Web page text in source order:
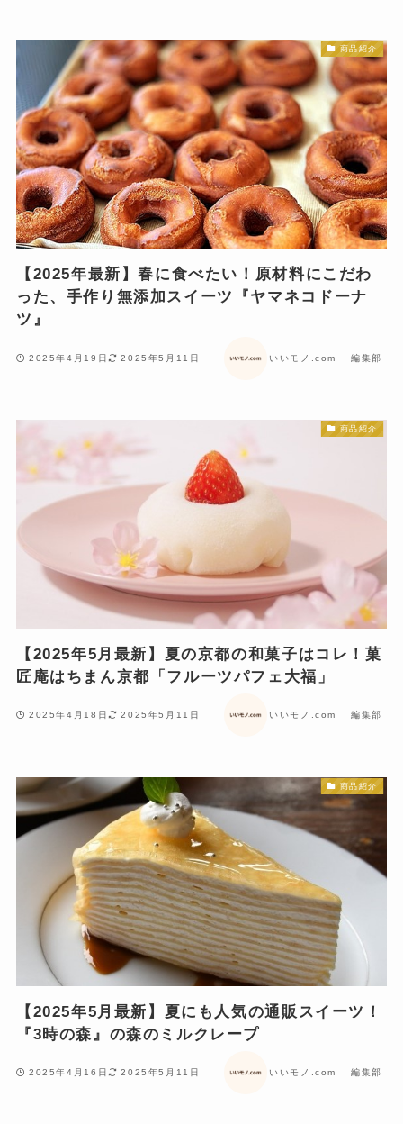
商品紹介
【2025年最新】春に食べたい！原材料にこだわ
った、手作り無添加スイーツ『ヤマネコドーナ
ツ』
2025年4月19日 2025年5月11日 いいモノ.com 編集部
商品紹介
【2025年5月最新】夏の京都の和菓子はコレ！菓
匠庵はちまん京都「フルーツパフェ大福」
2025年4月18日 2025年5月11日 いいモノ.com 編集部
商品紹介
【2025年5月最新】夏にも人気の通販スイーツ！
『3時の森』の森のミルクレープ
2025年4月16日 2025年5月11日 いいモノ.com 編集部